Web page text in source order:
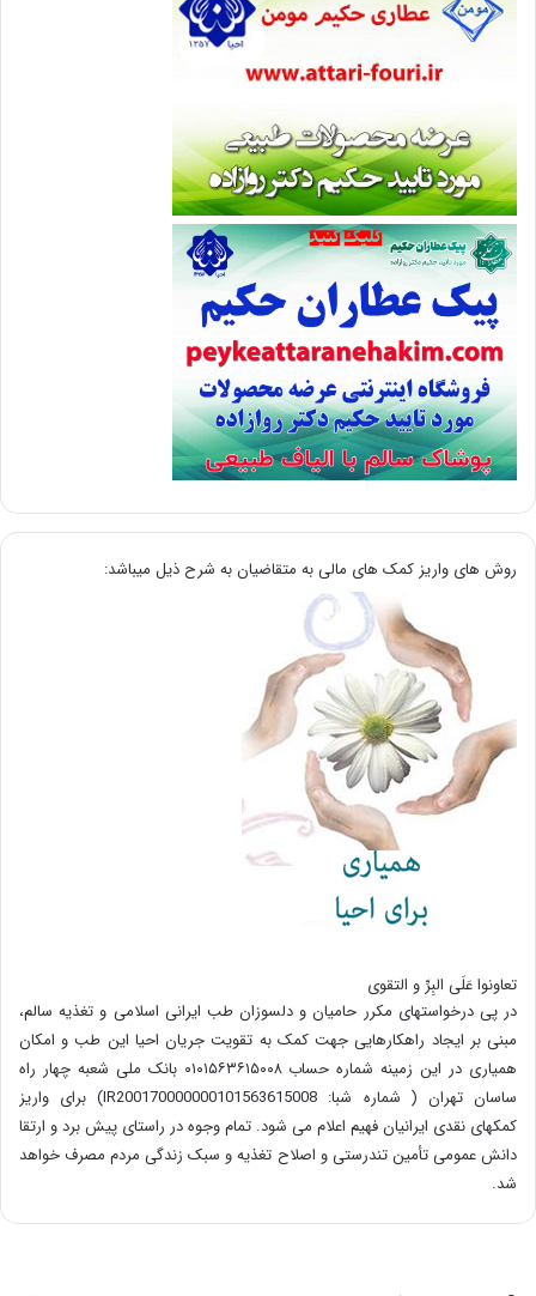
روش های واریز کمک های مالی به متقاضیان به شرح ذیل میباشد:
تعاونوا عَلَی البِرِّ و التقوی
در پی درخواستهای مکرر حامیان و دلسوزان طب ایرانی اسلامی و تغذیه سالم،
مبنی بر ایجاد راهکارهایی جهت کمک به تقویت جریان احیا این طب و امکان
همیاری در این زمینه شماره حساب ۰۱۰۱۵۶۳۶۱۵۰۰۸ بانک ملی شعبه چهار راه
ساسان تهران ( شماره شبا: IR200170000000101563615008) برای واریز
کمکهای نقدی ایرانیان فهیم اعلام می شود. تمام وجوه در راستای پیش برد و ارتقا
دانش عمومی تأمین تندرستی و اصلاح تغذیه و سبک زندگی مردم مصرف خواهد
شد.